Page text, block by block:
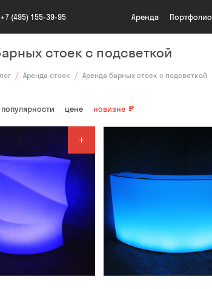
+7 (495) 155-39-95 Aренда Портфолио
стоек с подсветкой
Аренда стоек Аренда барных стоек с подсветкой
популярности цене новизне